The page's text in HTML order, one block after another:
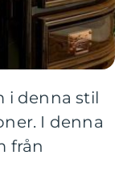
i denna stil
I denna
från